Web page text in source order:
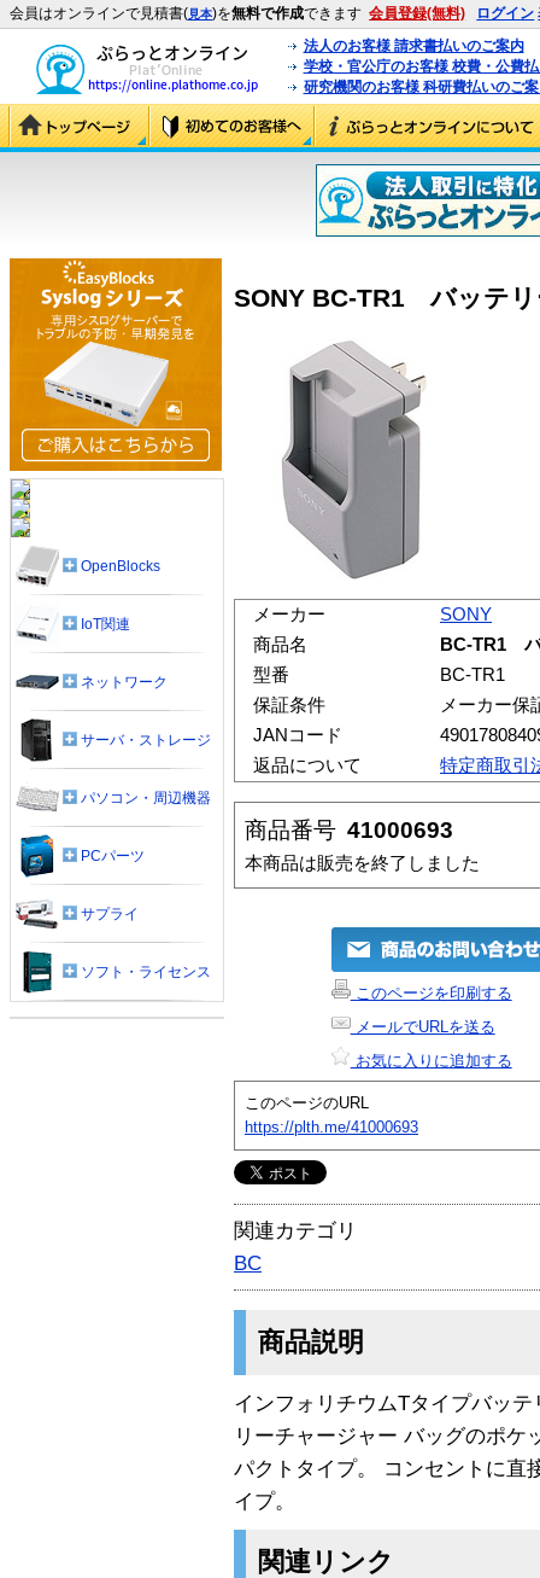
会員はオンラインで見積書(見本)を無料で作成できます 会員登録(無料) ログイン
法人のお客様 請求書払いのご案内
学校・官公庁のお客様 校費・公費
研究機関のお客様 科研費払いのご
SONY BC-TR1 バッテリ
メーカー
SONY
商品名
BC-TR1
型番
BC-TR1
保証条件
メーカー保
JANコード
返品について
特定商取引
商品番号 41000693
本商品は販売を終了しました
このページを印刷する
メールでURLを送る
お気に入りに追加する
このページのURL
https://plth.me/41000693
関連カテゴリ
BC
商品説明
インフォリチウムTタイプバッ
リーチャージャー バッグのポケ
パクトタイプ。 コンセントに直
イプ。
関連リンク
OpenBlocks
IoT関連
ネットワーク
サーバ・ストレージ
パソコン・周辺機器
PCパーツ
サプライ
ソフト・ライセンス